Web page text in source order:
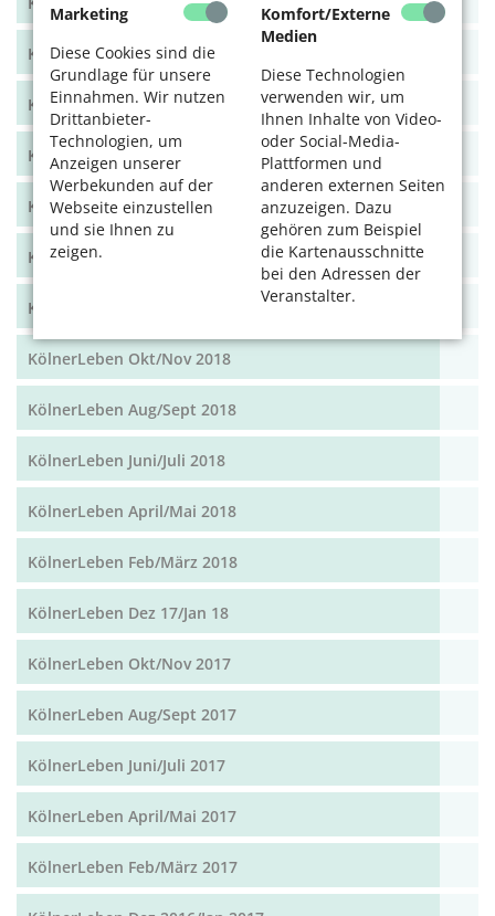
Marketing
Diese Cookies sind die
Grundlage für unsere
Einnahmen. Wir nutzen
Drittanbieter-
Technologien, um
Anzeigen unserer
Werbekunden auf der
Webseite einzustellen
und sie Ihnen zu
zeigen.
Komfort/Externe
Medien
Diese Technologien
verwenden wir, um
Ihnen Inhalte von Video-
oder Social-Media-
Plattformen und
anderen externen Seiten
anzuzeigen. Dazu
gehören zum Beispiel
die Kartenausschnitte
bei den Adressen der
Veranstalter.
KölnerLeben Okt/Nov 19
KölnerLeben Aug/Sept 2019
KölnerLeben Juni/Juli 2019
KölnerLeben April/Mai 2019
KölnerLeben Feb/März 2019
KölnerLeben Dez 18/Jan 19
KölnerLeben Okt/Nov 2018
KölnerLeben Aug/Sept 2018
KölnerLeben Juni/Juli 2018
KölnerLeben April/Mai 2018
KölnerLeben Feb/März 2018
KölnerLeben Dez 17/Jan 18
KölnerLeben Okt/Nov 2017
KölnerLeben Aug/Sept 2017
KölnerLeben Juni/Juli 2017
KölnerLeben April/Mai 2017
KölnerLeben Feb/März 2017